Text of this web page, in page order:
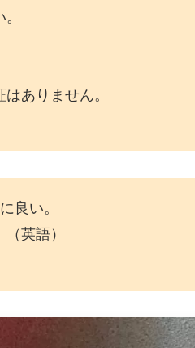
ありません。
良い。
英語）